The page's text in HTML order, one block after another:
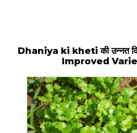
Dhaniya ki kheti की उन्नत
Improved